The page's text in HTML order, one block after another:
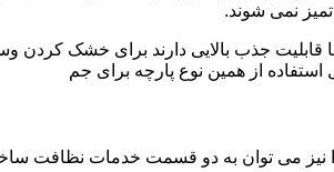
نمی شوند.
قابلیت جذب بالایی دارند برای خشک
از همین نوع پارچه برای جم
می توان به دو قسمت خدمات نظافت